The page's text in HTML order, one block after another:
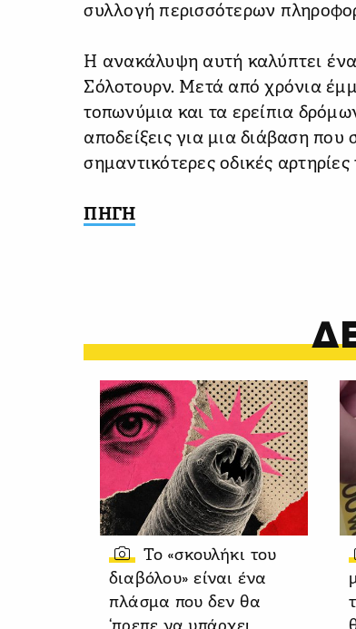
συλλογή περισσότερων
Η ανακάλυψη αυτή καλύπτει
Σόλοτουρν. Μετά από χρόνια
τοπωνύμια και τα ερείπια
αποδείξεις για μια διάβαση που
σημαντικότερες οδικές
ΠΗΓΗ
Το «σκουλήκι του
διαβόλου» είναι ένα
πλάσμα που δεν θα